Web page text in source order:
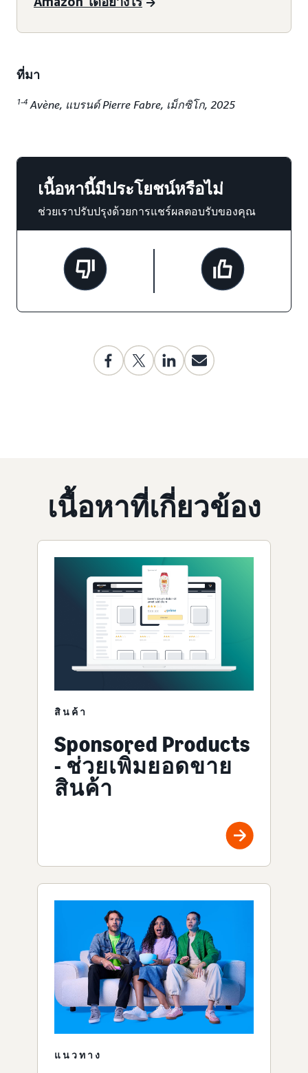
ที่มา
1-4 Avène, แบรนด์ Pierre Fabre, เม็กซิโก, 2025
เนื้อหานี้มีประโยชน์หรือไม่
ช่วยเราปรับปรุงด้วยการแชร์ผลตอบรับของคุณ
เนื้อหาที่เกี่ยวข้อง
สินค้า
Sponsored Products
- ช่วยเพิ่มยอดขาย
สินค้า
แนวทาง